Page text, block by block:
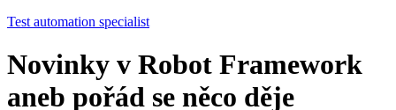
Test automation specialist
Novinky v Robot Framework
aneb pořád se něco děje